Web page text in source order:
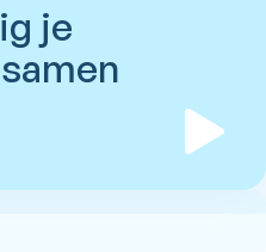
je
samen